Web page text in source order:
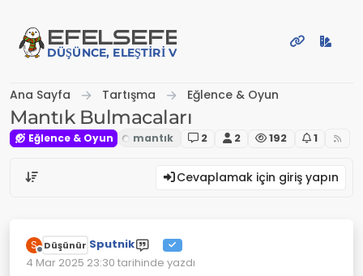
EFELSEFE
DÜŞÜNCE, ELEŞTIRI VE PAYLAŞIM PLATFORMU
Ana Sayfa Tartışma Eğlence & Oyun
Mantık Bulmacaları
Eğlence & Oyun 2 2 192 1
Cevaplamak için giriş yapın
S
Çevrimdışı
Düşünür Sputnik
4 Mar 2025 23:30 tarihinde yazdı
Son düzenleyen: